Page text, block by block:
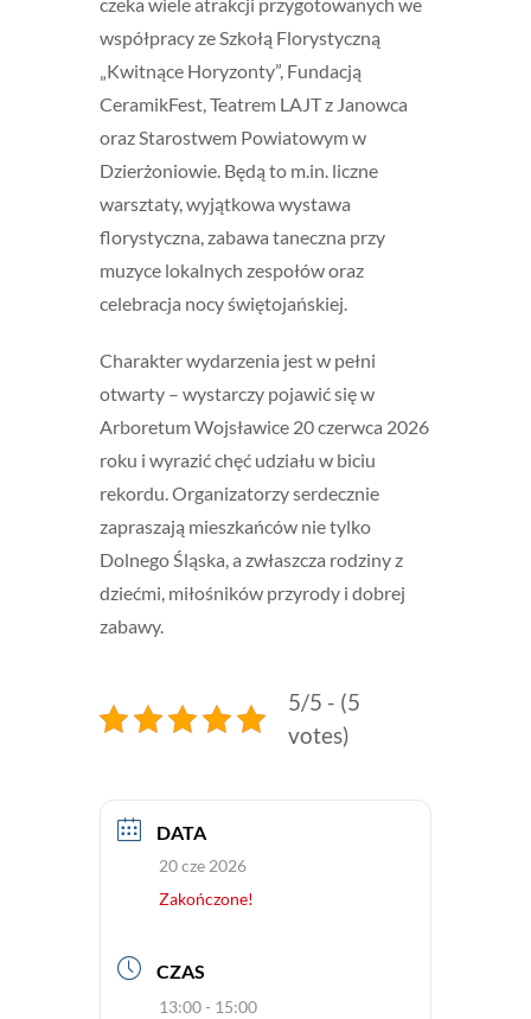
współpracy ze Szkołą Florystyczną
„Kwitnące Horyzonty”, Fundacją
CeramikFest, Teatrem LAJT z Janowca
oraz Starostwem Powiatowym w
Dzierżoniowie. Będą to m.in. liczne
warsztaty, wyjątkowa wystawa
florystyczna, zabawa taneczna przy
muzyce lokalnych zespołów oraz
celebracja nocy świętojańskiej.
Charakter wydarzenia jest w pełni
otwarty – wystarczy pojawić się w
Arboretum Wojsławice 20 czerwca 2026
roku i wyrazić chęć udziału w biciu
rekordu. Organizatorzy serdecznie
zapraszają mieszkańców nie tylko
Dolnego Śląska, a zwłaszcza rodziny z
dziećmi, miłośników przyrody i dobrej
zabawy.
5/5 - (5
votes)
DATA
20 cze 2026
Zakończone!
CZAS
13:00 - 15:00